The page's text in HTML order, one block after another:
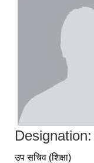
Designation:
उप सचिव (शिक्षा)